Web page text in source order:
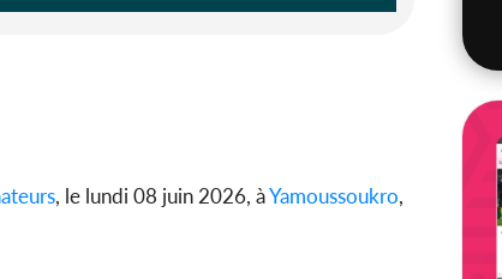
, le lundi 08 juin 2026, àYamoussoukro,